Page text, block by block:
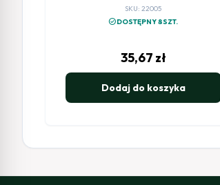
SKU: 22005
check_circleDOSTĘPNY 8SZT.
35,67 zł
Dodaj do koszyka